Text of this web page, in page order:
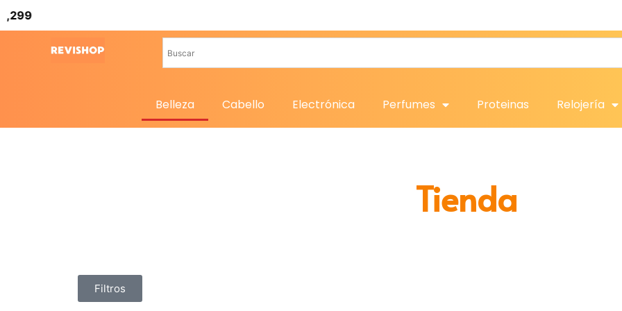
Belleza Cabello Electrónica Perfumes Proteinas Relojería
Tienda
Filtros